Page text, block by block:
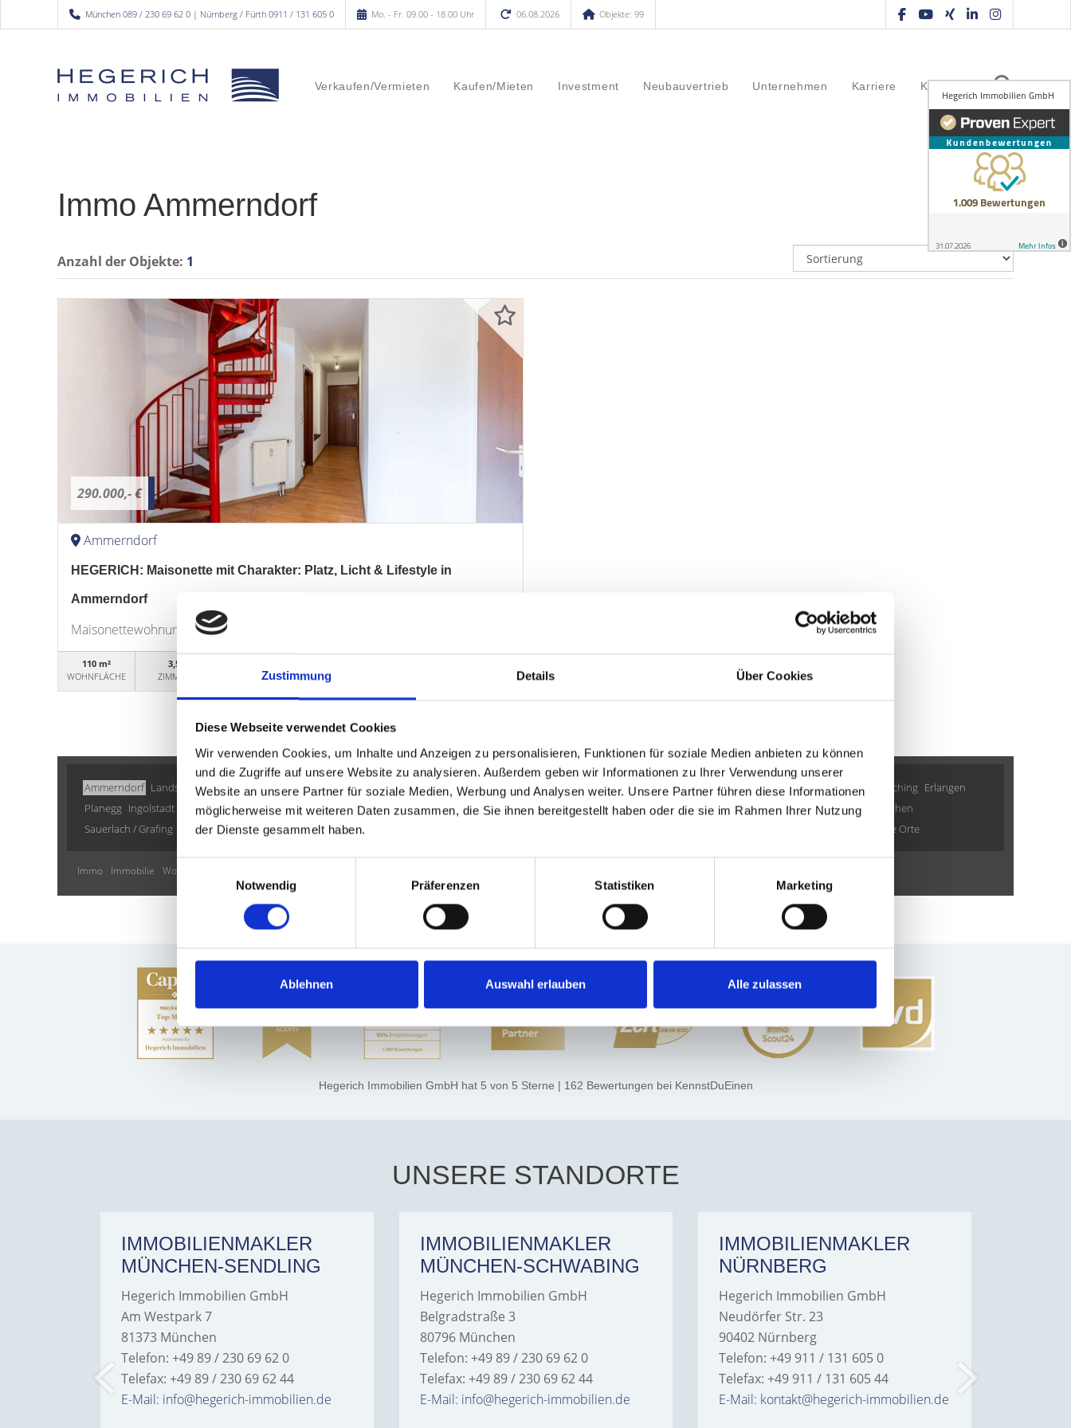
Zustimmung Details Über Cookies
Diese Webseite verwendet Cookies
Wir verwenden Cookies, um Inhalte und Anzeigen zu personalisieren, Funktionen für soziale Medien anbieten zu können
und die Zugriffe auf unsere Website zu analysieren. Außerdem geben wir Informationen zu Ihrer Verwendung unserer
Website an unsere Partner für soziale Medien, Werbung und Analysen weiter. Unsere Partner führen diese Informationen
möglicherweise mit weiteren Daten zusammen, die Sie ihnen bereitgestellt haben oder die sie im Rahmen Ihrer Nutzung
der Dienste gesammelt haben.
Notwendig
Präferenzen Statistiken Marketing
Ablehnen Auswahl erlauben Alle zulassen
München 089 / 230 69 62 0 | Nürnberg / Fürth 0911 / 131 605 0 Mo. - Fr. 09.00 - 18.00 Uhr 06.08.2026 Objekte: 99
Verkaufen/Vermieten Kaufen/Mieten Investment Neubauvertrieb Unternehmen Karriere Kontakt
Immo Ammerndorf
Anzahl der Objekte: 1
290.000,- €
Ammerndorf
HEGERICH: Maisonette mit Charakter: Platz, Licht & Lifestyle in
Ammerndorf
Maisonettewohnung
110 m²
WOHNFLÄCHE
3,5
ZIMMER
OBJEKTNUMMER
Ammerndorf Landsberied Höhenkirchen-Siegertsbrunn München-Lerchenau Puschendorf Mühlhausen Germering Poing Gauting Zirndorf Krailling Cadolzburg Garching Erlangen
Planegg Ingolstadt München / Milbertshofen-Am Hart Nürnberg Dachau Gräfelfing Putzbrunn Freystadt Gilching Oberding Schwarzenbruck Fürth München Taufkirchen
Sauerlach / Grafing
Vaterstetten Haar Burgthann München / Trudering weitere Orte
Immo Immobilie Wohnung
Hegerich Immobilien GmbH hat 5 von 5 Sterne | 162 Bewertungen bei KennstDuEinen
UNSERE STANDORTE
IMMOBILIENMAKLER
MÜNCHEN-SENDLING
Hegerich Immobilien GmbH
Am Westpark 7
81373 München
Telefon: +49 89 / 230 69 62 0
Telefax: +49 89 / 230 69 62 44
E-Mail: info@hegerich-immobilien.de
IMMOBILIENMAKLER
MÜNCHEN-SCHWABING
Hegerich Immobilien GmbH
Belgradstraße 3
80796 München
Telefon: +49 89 / 230 69 62 0
Telefax: +49 89 / 230 69 62 44
E-Mail: info@hegerich-immobilien.de
IMMOBILIENMAKLER
NÜRNBERG
Hegerich Immobilien GmbH
Neudörfer Str. 23
90402 Nürnberg
Telefon: +49 911 / 131 605 0
Telefax: +49 911 / 131 605 44
E-Mail: kontakt@hegerich-immobilien.de